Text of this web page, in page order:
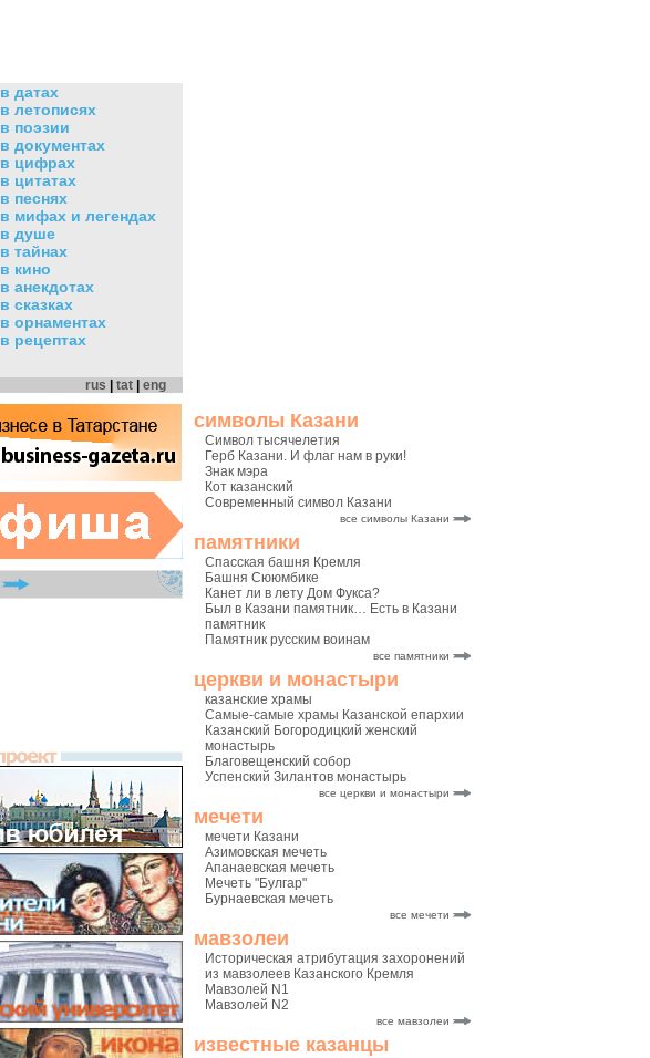
символы Казани
Символ тысячелетия
Герб Казани. И флаг нам в руки!
Знак мэра
Кот казанский
Современный символ Казани
все символы Казани
памятники
Спасская башня Кремля
Башня Сююмбике
Канет ли в лету Дом Фукса?
Был в Казани памятник… Есть в Казани
памятник
Памятник русским воинам
все памятники
церкви и монастыри
казанские храмы
Самые-самые храмы Казанской епархии
Казанский Богородицкий женский
монастырь
Благовещенский собор
Успенский Зилантов монастырь
все церкви и монастыри
мечети
мечети Казани
Азимовская мечеть
Апанаевская мечеть
Мечеть "Булгар"
Бурнаевская мечеть
все мечети
мавзолеи
Историческая атрибутация захоронений
из мавзолеев Казанского Кремля
Мавзолей N1
Мавзолей N2
все мавзолеи
известные казанцы
в датах
в летописях
в поэзии
в документах
в цифрах
в цитатах
в песнях
в мифах и легендах
в душе
в тайнах
в кино
в анекдотах
в сказках
в орнаментах
в рецептах
rus tat eng